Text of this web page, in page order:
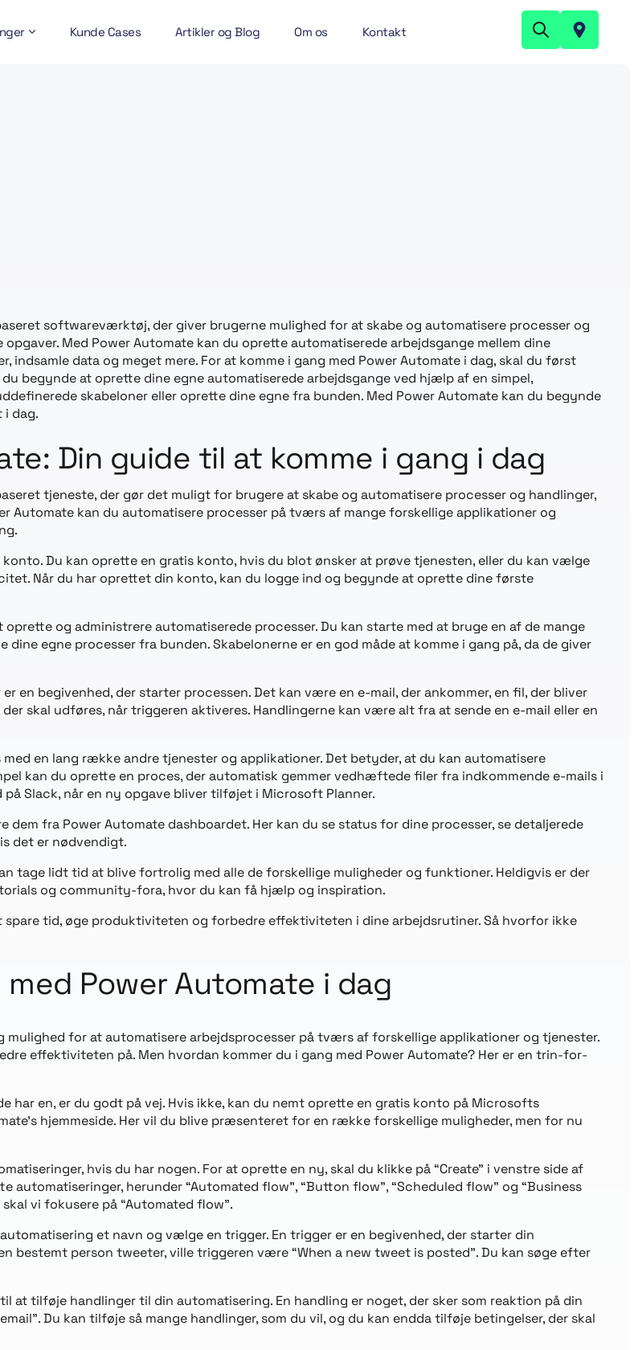
Kunde Cases Artikler og Blog Om os Kontakt
softwareværktøj, der giver brugerne mulighed for at skabe og automatisere processer og
Med Power Automate kan du oprette automatiserede arbejdsgange mellem dine
data og meget mere. For at komme i gang med Power Automate i dag, skal du først
begynde at oprette dine egne automatiserede arbejdsgange ved hjælp af en simpel,
skabeloner eller oprette dine egne fra bunden. Med Power Automate kan du begynde
dag.
Din guide til at komme i gang i dag
tjeneste, der gør det muligt for brugere at skabe og automatisere processer og handlinger,
Automate kan du automatisere processer på tværs af mange forskellige applikationer og
Du kan oprette en gratis konto, hvis du blot ønsker at prøve tjenesten, eller du kan vælge
Når du har oprettet din konto, kan du logge ind og begynde at oprette dine første
og administrere automatiserede processer. Du kan starte med at bruge en af de mange
egne processer fra bunden. Skabelonerne er en god måde at komme i gang på, da de giver
en begivenhed, der starter processen. Det kan være en e-mail, der ankommer, en fil, der bliver
skal udføres, når triggeren aktiveres. Handlingerne kan være alt fra at sende en e-mail eller en
en lang række andre tjenester og applikationer. Det betyder, at du kan automatisere
kan du oprette en proces, der automatisk gemmer vedhæftede filer fra indkommende e-mails i
på Slack, når en ny opgave bliver tilføjet i Microsoft Planner.
fra Power Automate dashboardet. Her kan du se status for dine processer, se detaljerede
det er nødvendigt.
tage lidt tid at blive fortrolig med alle de forskellige muligheder og funktioner. Heldigvis er der
og community-fora, hvor du kan få hjælp og inspiration.
tid, øge produktiviteten og forbedre effektiviteten i dine arbejdsrutiner. Så hvorfor ikke
Power Automate i dag
for at automatisere arbejdsprocesser på tværs af forskellige applikationer og tjenester.
effektiviteten på. Men hvordan kommer du i gang med Power Automate? Her er en trin-for-
har en, er du godt på vej. Hvis ikke, kan du nemt oprette en gratis konto på Microsofts
hjemmeside. Her vil du blive præsenteret for en række forskellige muligheder, men for nu
hvis du har nogen. For at oprette en ny, skal du klikke på “Create” i venstre side af
herunder “Automated flow”, “Button flow”, “Scheduled flow” og “Business
vi fokusere på “Automated flow”.
et navn og vælge en trigger. En trigger er en begivenhed, der starter din
bestemt person tweeter, ville triggeren være “When a new tweet is posted”. Du kan søge efter
at tilføje handlinger til din automatisering. En handling er noget, der sker som reaktion på din
Du kan tilføje så mange handlinger, som du vil, og du kan endda tilføje betingelser, der skal